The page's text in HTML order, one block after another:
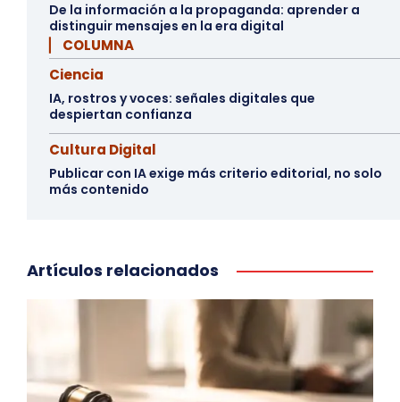
De la información a la propaganda: aprender a
distinguir mensajes en la era digital
▏ COLUMNA
Ciencia
IA, rostros y voces: señales digitales que
despiertan confianza
Cultura Digital
Publicar con IA exige más criterio editorial, no solo
más contenido
Artículos relacionados